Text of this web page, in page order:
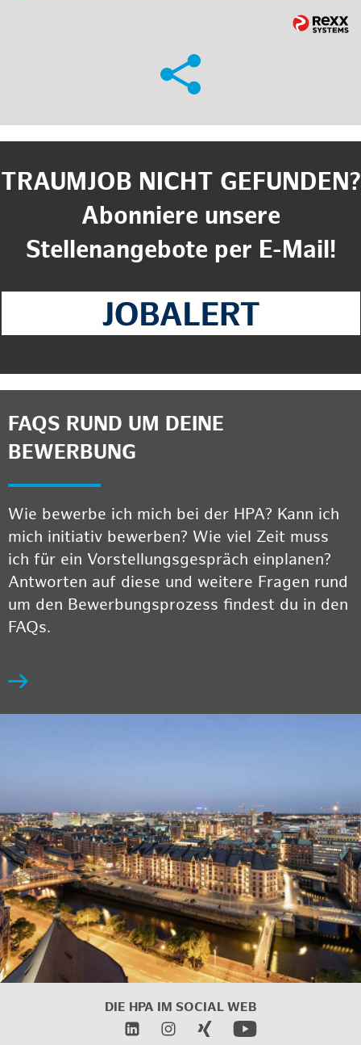
TRAUMJOB NICHT GEFUNDEN?
Abonniere unsere
Stellenangebote per E-Mail!
FAQS RUND UM DEINE
BEWERBUNG
Wie bewerbe ich mich bei der HPA? Kann ich
mich initiativ bewerben? Wie viel Zeit muss
ich für ein Vorstellungsgespräch einplanen?
Antworten auf diese und weitere Fragen rund
um den Bewerbungsprozess findest du in den
FAQs.
DIE HPA IM SOCIAL WEB